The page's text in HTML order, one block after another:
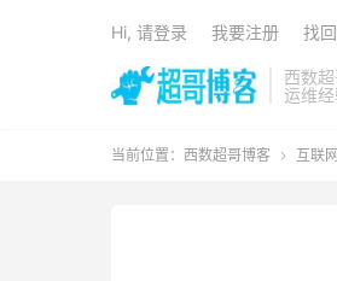
西数
运维
Hi, 请登录 我要注册 找
当前位置： 西数超哥博客  互联